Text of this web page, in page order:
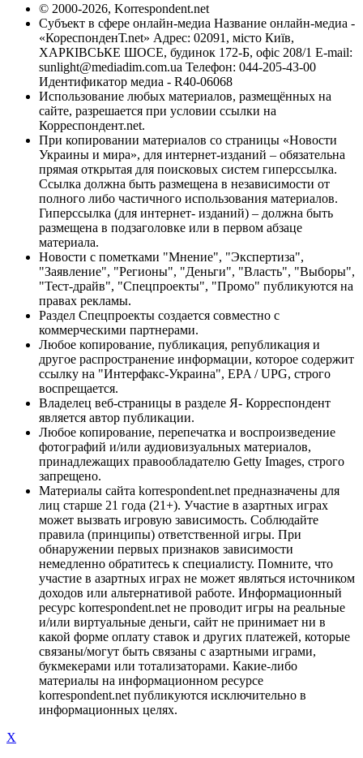
© 2000-2026, Korrespondent.net
Субъект в сфере онлайн-медиа Название онлайн-медиа -
«КореспонденТ.net» Адрес: 02091, місто Київ,
ХАРКІВСЬКЕ ШОСЕ, будинок 172-Б, офіс 208/1 E-mail:
sunlight@mediadim.com.ua Телефон: 044-205-43-00
Идентификатор медиа - R40-06068
Использование любых материалов, размещённых на
сайте, разрешается при условии ссылки на
Корреспондент.net.
При копировании материалов со страницы «Новости
Украины и мира», для интернет-изданий – обязательна
прямая открытая для поисковых систем гиперссылка.
Ссылка должна быть размещена в независимости от
полного либо частичного использования материалов.
Гиперссылка (для интернет- изданий) – должна быть
размещена в подзаголовке или в первом абзаце
материала.
Новости с пометками "Мнение", "Экспертиза",
"Заявление", "Регионы", "Деньги", "Власть", "Выборы",
"Тест-драйв", "Спецпроекты", "Промо" публикуются на
правах рекламы.
Раздел Спецпроекты создается совместно с
коммерческими партнерами.
Любое копирование, публикация, републикация и
другое распространение информации, которое содержит
ссылку на "Интерфакс-Украина", EPA / UPG, строго
воспрещается.
Владелец веб-страницы в разделе Я- Корреспондент
является автор публикации.
Любое копирование, перепечатка и воспроизведение
фотографий и/или аудиовизуальных материалов,
принадлежащих правообладателю Getty Images, строго
запрещено.
Материалы сайта korrespondent.net предназначены для
лиц старше 21 года (21+). Участие в азартных играх
может вызвать игровую зависимость. Соблюдайте
правила (принципы) ответственной игры. При
обнаружении первых признаков зависимости
немедленно обратитесь к специалисту. Помните, что
участие в азартных играх не может являться источником
доходов или альтернативой работе. Информационный
ресурс korrespondent.net не проводит игры на реальные
и/или виртуальные деньги, сайт не принимает ни в
какой форме оплату ставок и других платежей, которые
связаны/могут быть связаны с азартными играми,
букмекерами или тотализаторами. Какие-либо
материалы на информационном ресурсе
korrespondent.net публикуются исключительно в
информационных целях.
X